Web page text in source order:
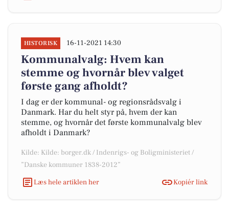
HISTORISK 16-11-2021 14:30
Kommunalvalg: Hvem kan
stemme og hvornår blev valget
første gang afholdt?
I dag er der kommunal- og regionsrådsvalg i
Danmark. Har du helt styr på, hvem der kan
stemme, og hvornår det første kommunalvalg blev
afholdt i Danmark?
Kilde: Kilde: borger.dk / Indenrigs- og Boligministeriet /
”Danske kommuner 1838-2012”
Læs hele artiklen her
Kopiér link